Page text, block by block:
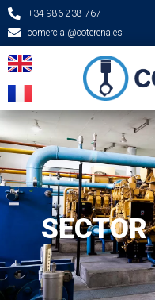
+34 986 238 767
comercial@coterena.es